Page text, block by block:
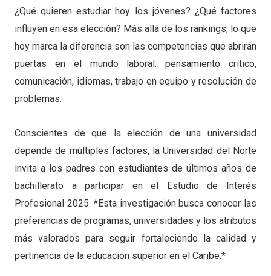
¿Qué quieren estudiar hoy los jóvenes? ¿Qué factores
influyen en esa elección? Más allá de los rankings, lo que
hoy marca la diferencia son las competencias que abrirán
puertas en el mundo laboral: pensamiento crítico,
comunicación, idiomas, trabajo en equipo y resolución de
problemas.
Conscientes de que la elección de una universidad
depende de múltiples factores, la Universidad del Norte
invita a los padres con estudiantes de últimos años de
bachillerato a participar en el Estudio de Interés
Profesional 2025. *Esta investigación busca conocer las
preferencias de programas, universidades y los atributos
más valorados para seguir fortaleciendo la calidad y
pertinencia de la educación superior en el Caribe.*